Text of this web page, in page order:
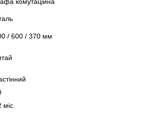
/ 600 / 370 мм
міс.